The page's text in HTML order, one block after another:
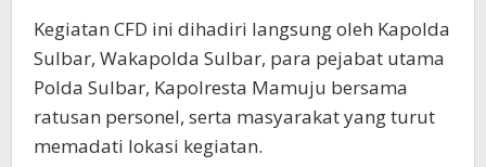
Kegiatan CFD ini dihadiri langsung oleh Kapolda
Sulbar, Wakapolda Sulbar, para pejabat utama
Polda Sulbar, Kapolresta Mamuju bersama
ratusan personel, serta masyarakat yang turut
memadati lokasi kegiatan.